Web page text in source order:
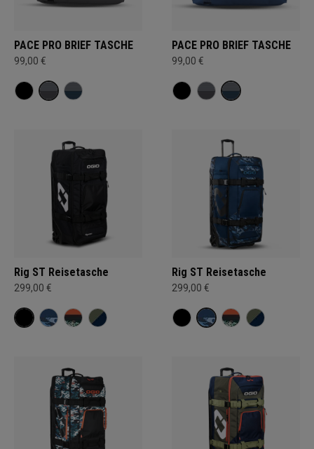
PACE PRO BRIEF TASCHE
99,00 €
PACE PRO BRIEF TASCHE
99,00 €
Rig ST Reisetasche
299,00 €
Rig ST Reisetasche
299,00 €